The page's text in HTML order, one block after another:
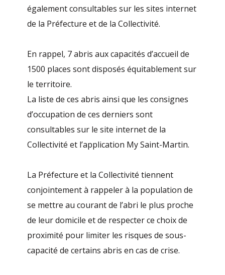
également consultables sur les sites internet
de la Préfecture et de la Collectivité.
En rappel, 7 abris aux capacités d’accueil de
1500 places sont disposés équitablement sur
le territoire.
La liste de ces abris ainsi que les consignes
d’occupation de ces derniers sont
consultables sur le site internet de la
Collectivité et l’application My Saint-Martin.
La Préfecture et la Collectivité tiennent
conjointement à rappeler à la population de
se mettre au courant de l’abri le plus proche
de leur domicile et de respecter ce choix de
proximité pour limiter les risques de sous-
capacité de certains abris en cas de crise.